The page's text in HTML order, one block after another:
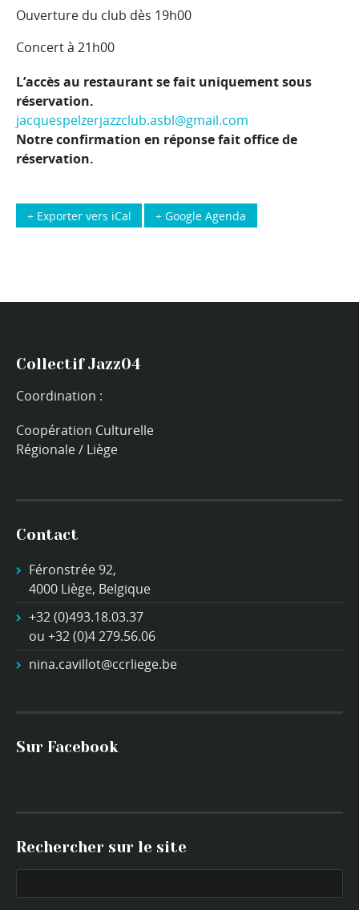
Ouverture du club dès 19h00
Concert à 21h00
L’accès au restaurant se fait uniquement sous
réservation.
jacquespelzerjazzclub.asbl@gmail.com
Notre confirmation en réponse fait office de
réservation.
+ Google Agenda
+ Exporter vers iCal
Collectif Jazz04
Coordination :
Coopération Culturelle
Régionale / Liège
Contact
Féronstrée 92,
4000 Liège, Belgique
+32 (0)493.18.03.37
ou +32 (0)4 279.56.06
nina.cavillot@ccrliege.be
Sur Facebook
Rechercher sur le site